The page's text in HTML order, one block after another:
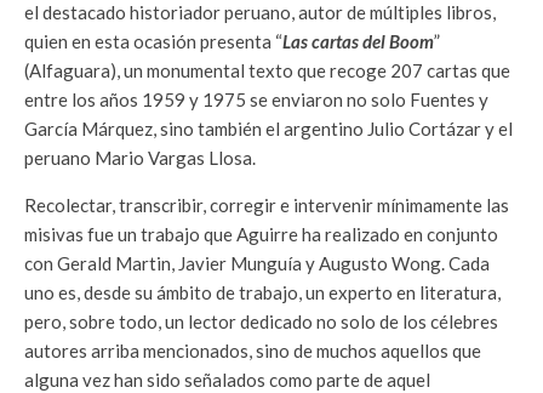
el destacado historiador peruano, autor de múltiples libros,
quien en esta ocasión presenta “Las cartas del Boom”
(Alfaguara), un monumental texto que recoge 207 cartas que
entre los años 1959 y 1975 se enviaron no solo Fuentes y
García Márquez, sino también el argentino Julio Cortázar y el
peruano Mario Vargas Llosa.
Recolectar, transcribir, corregir e intervenir mínimamente las
misivas fue un trabajo que Aguirre ha realizado en conjunto
con Gerald Martin, Javier Munguía y Augusto Wong. Cada
uno es, desde su ámbito de trabajo, un experto en literatura,
pero, sobre todo, un lector dedicado no solo de los célebres
autores arriba mencionados, sino de muchos aquellos que
alguna vez han sido señalados como parte de aquel